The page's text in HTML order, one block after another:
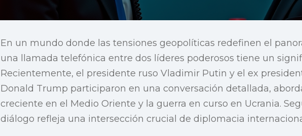
En un mundo donde las tensiones geopolíticas redefinen el
una llamada telefónica entre dos líderes poderosos tiene un
Recientemente, el presidente ruso Vladimir Putin y el ex
Donald Trump participaron en una conversación detallada,
creciente en el Medio Oriente y la guerra en curso en Ucrania.
diálogo refleja una intersección crucial de diplomacia